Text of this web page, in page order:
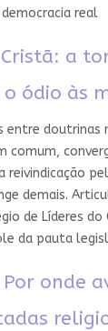
democracia real
a
o ódio às
entre doutrinas
comum,
reivindicação
demais.
de Líderes do
da pauta
Por onde